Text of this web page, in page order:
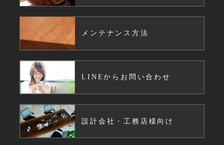
メンテナンス方法
LINEからお問い合わせ
設計会社・工務店様向け